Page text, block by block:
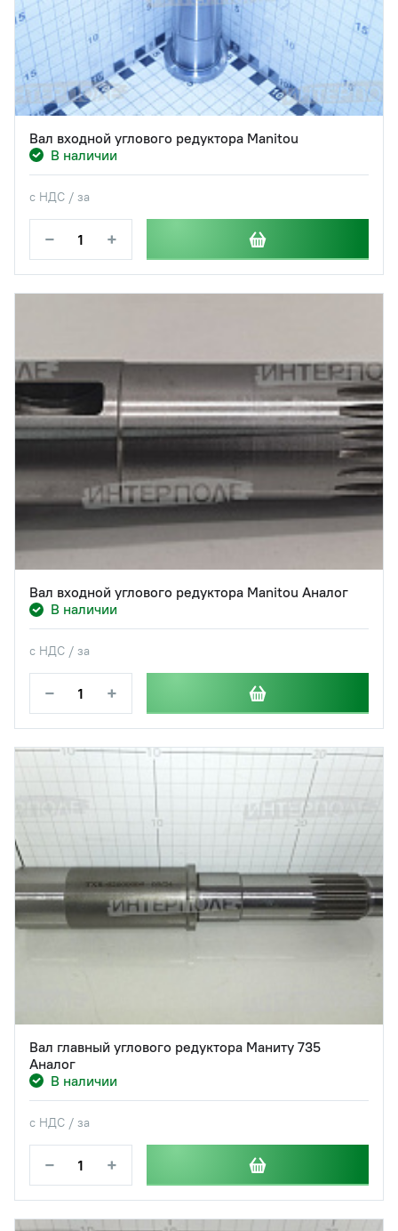
Вал входной углового редуктора Manitou
В наличии
с НДС / за
− +
Вал входной углового редуктора Manitou Аналог
В наличии
с НДС / за
− +
Вал главный углового редуктора Маниту 735
Аналог
В наличии
с НДС / за
− +